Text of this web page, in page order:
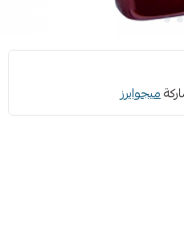
ميجوايرز